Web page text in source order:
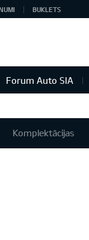
BUKLETS
Forum Auto SIA
Komplektācijas